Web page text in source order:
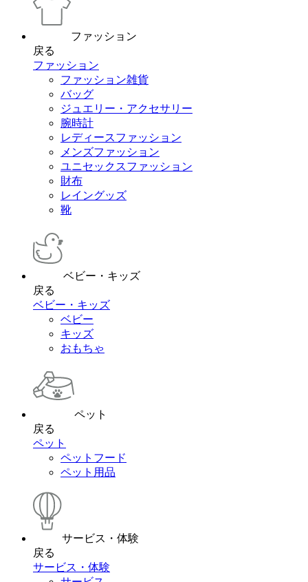
ファッション
戻る
ファッション
ファッション雑貨
バッグ
ジュエリー・アクセサリー
腕時計
レディースファッション
メンズファッション
ユニセックスファッション
財布
レイングッズ
靴
ベビー・キッズ
戻る
ベビー・キッズ
ベビー
キッズ
おもちゃ
ペット
戻る
ペット
ペットフード
ペット用品
サービス・体験
戻る
サービス・体験